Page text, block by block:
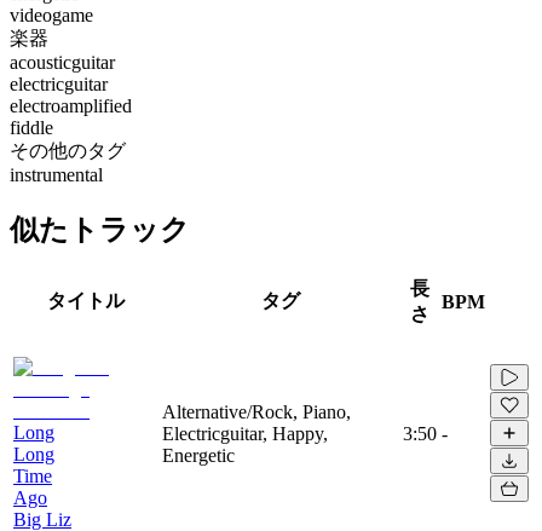
videogame
楽器
acousticguitar
electricguitar
electroamplified
fiddle
その他のタグ
instrumental
似たトラック
タイトル タグ
長
さ
BPM
Long
Long
Time
Ago
Big Liz
Alternative/Rock, Piano,
Electricguitar, Happy,
Energetic
3:50 -